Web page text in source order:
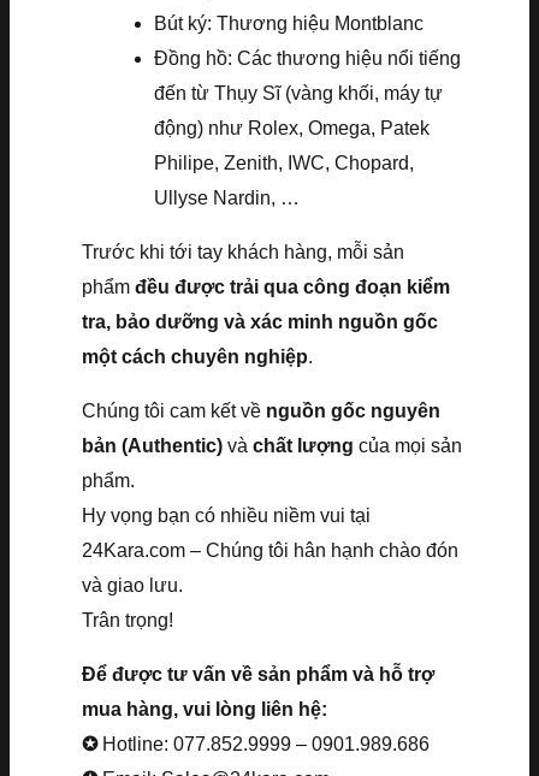
Bút ký: Thương hiệu Montblanc
Đồng hồ: Các thương hiệu nổi tiếng
đến từ Thụy Sĩ (vàng khối, máy tự
động) như Rolex, Omega, Patek
Philipe, Zenith, IWC, Chopard,
Ullyse Nardin, …
Trước khi tới tay khách hàng, mỗi sản
phẩm đều được trải qua công đoạn kiểm
tra, bảo dưỡng và xác minh nguồn gốc
một cách chuyên nghiệp.
Chúng tôi cam kết về nguồn gốc nguyên
bản (Authentic) và chất lượng của mọi sản
phẩm.
Hy vọng bạn có nhiều niềm vui tại
24Kara.com – Chúng tôi hân hạnh chào đón
và giao lưu.
Trân trọng!
Để được tư vấn về sản phẩm và hỗ trợ
mua hàng, vui lòng liên hệ:
✪ Hotline: 077.852.9999 – 0901.989.686